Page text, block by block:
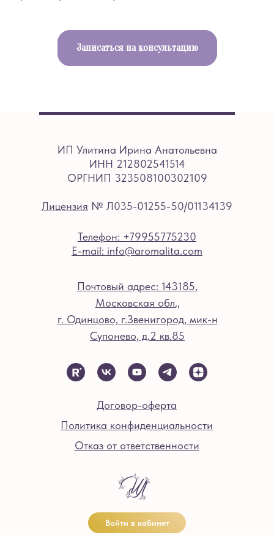
Записаться на консультацию
ИП Улитина Ирина Анатольевна
ИНН 212802541514
ОРГНИП 323508100302109
Лицензия № Л035-01255-50/01134139
Договор-оферта
Политика конфиденциальности
Отказ от ответственности
Телефон: +79955775230
E-mail: info@aromalita.com
Почтовый адрес: 143185,
Московская обл.,
г. Одинцово, г.Звенигород, мик-н
Супонево, д.2 кв.85
Войти в кабинет